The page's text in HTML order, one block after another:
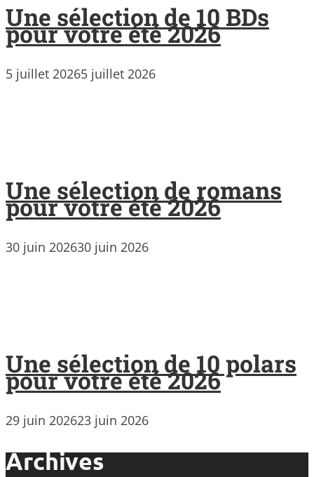
Une sélection de 10 BDs
pour votre été 2026
5 juillet 20265 juillet 2026
Une sélection de romans
pour votre été 2026
30 juin 202630 juin 2026
Une sélection de 10 polars
pour votre été 2026
29 juin 202623 juin 2026
Archives